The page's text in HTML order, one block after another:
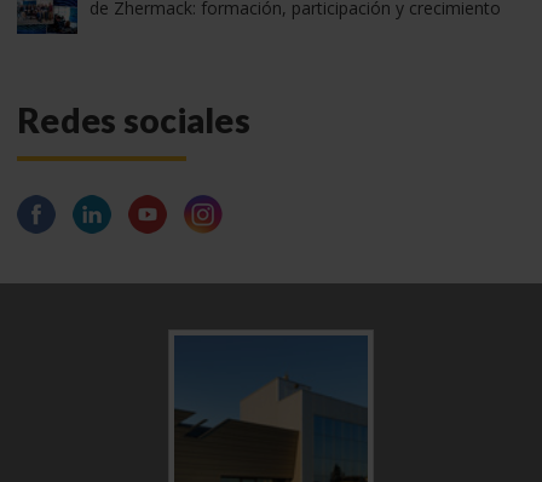
de Zhermack: formación, participación y crecimiento
Redes sociales